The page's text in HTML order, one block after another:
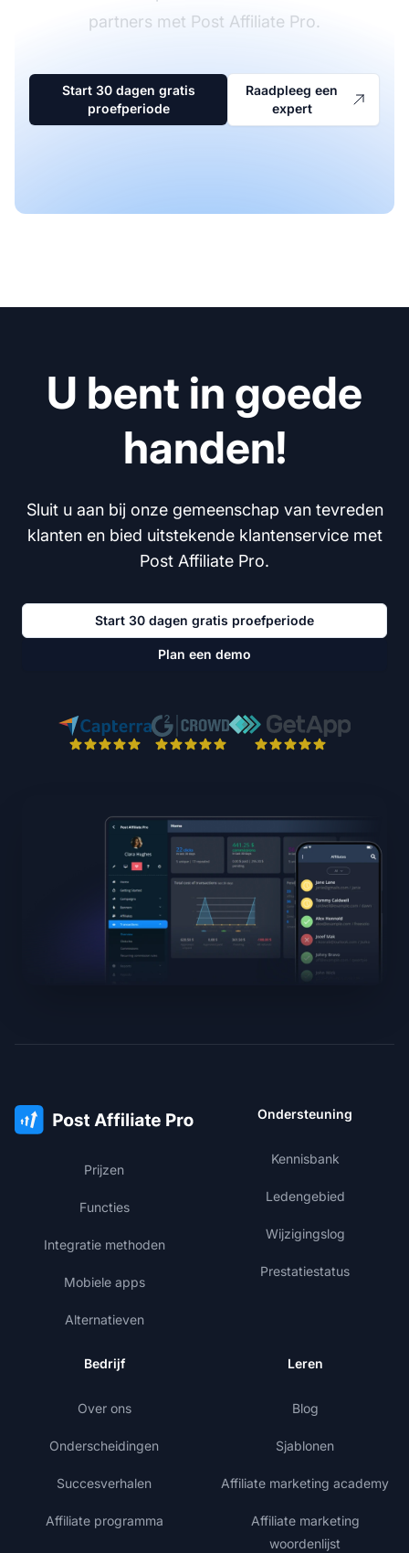
partners met Post Affiliate Pro.
Start 30 dagen gratis
proefperiode
Raadpleeg een
expert
U bent in goede
handen!
Sluit u aan bij onze gemeenschap van tevreden
klanten en bied uitstekende klantenservice met
Post Affiliate Pro.
Start 30 dagen gratis proefperiode
Plan een demo
Prijzen
Functies
Integratie methoden
Mobiele apps
Alternatieven
Ondersteuning
Kennisbank
Ledengebied
Wijzigingslog
Prestatiestatus
Bedrijf
Over ons
Onderscheidingen
Succesverhalen
Affiliate programma
Leren
Blog
Sjablonen
Affiliate marketing academy
Affiliate marketing
woordenlijst